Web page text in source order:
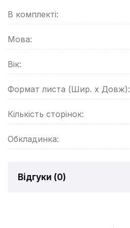
В комплекті:
Мова:
Вік:
Формат листа (Шир. х Довж):
Кількість сторінок:
Обкладинка:
Відгуки (0)